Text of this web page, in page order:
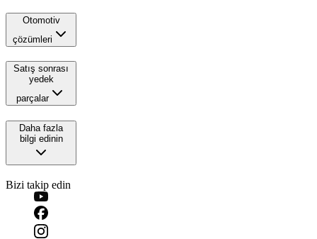
Otomotiv
çözümleri
Satış sonrası
yedek
parçalar
Daha fazla
bilgi edinin
Bizi takip edin